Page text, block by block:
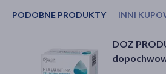
PODOBNE PRODUKTY INNI
DOZ
DOZ